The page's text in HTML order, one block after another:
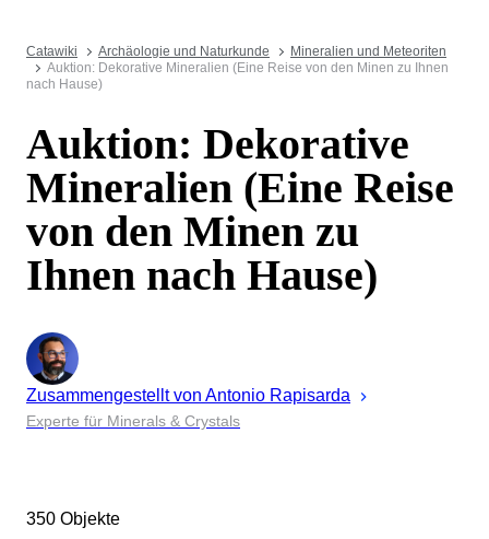
Catawiki Archäologie und Naturkunde
Mineralien und Meteoriten
Auktion: Dekorative Mineralien (Eine Reise von den Minen zu Ihnen
nach Hause)
Auktion: Dekorative
Mineralien (Eine Reise
von den Minen zu
Ihnen nach Hause)
Zusammengestellt von Antonio Rapisarda
Experte für Minerals & Crystals
350 Objekte